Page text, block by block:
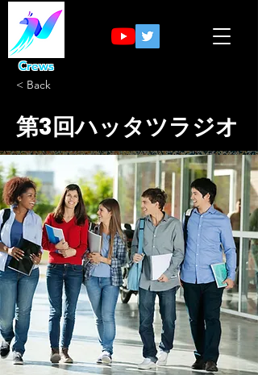
Crews
< Back
第3回ハッタツラジオ